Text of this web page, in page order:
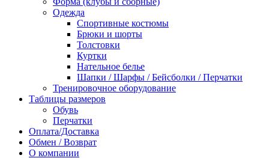
Одежда
Спортивные костюмы
Брюки и шорты
Толстовки
Куртки
Нательное белье
Шапки / Шарфы / Бейсболки / Перчатки
Тренировочное оборудование
Таблицы размеров
Обувь
Перчатки
Оплата/Доставка
Обмен / Возврат
О компании